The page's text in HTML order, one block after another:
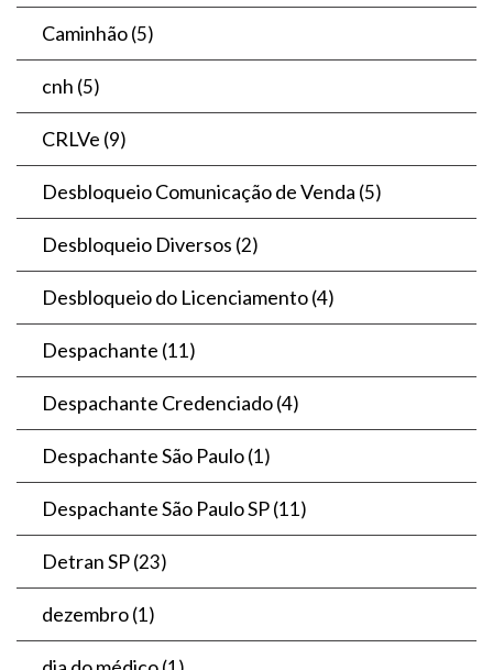
Caminhão(5)
cnh (5)
CRLVe (9)
Desbloqueio Comunicação de Venda (5)
Desbloqueio Diversos (2)
Desbloqueio do Licenciamento(4)
Despachante (11)
Despachante Credenciado(4)
Despachante São Paulo(1)
Despachante São Paulo SP(11)
Detran SP(23)
dezembro(1)